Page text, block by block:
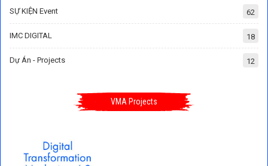
SỰ KIỆN Event 62
IMC DIGITAL 18
Dự Án - Projects 12
VMA Projects